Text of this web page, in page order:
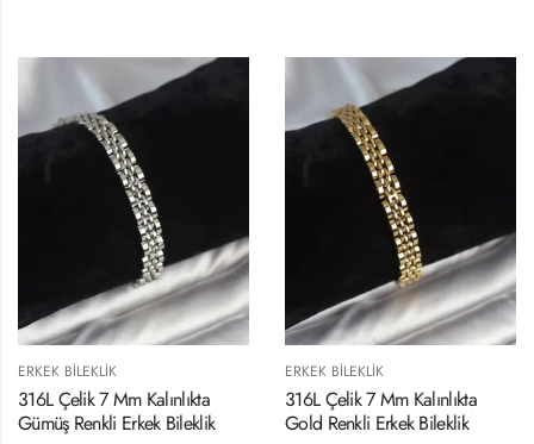
ERKEK BILEKLIK
316L Çelik 7 Mm Kalınlıkta
Gümüş Renkli Erkek Bileklik
ERKEK BILEKLIK
316L Çelik 7 Mm Kalınlıkta
Gold Renkli Erkek Bileklik